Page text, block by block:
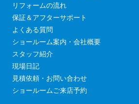
リフォームの流れ
保証＆アフターサポート
よくある質問
ショールーム案内・会社概要
スタッフ紹介
現場日記
見積依頼・お問い合わせ
ショールームご来店予約